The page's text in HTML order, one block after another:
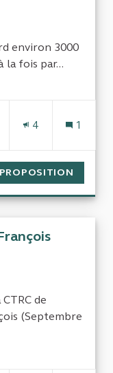
environ 3000
la fois par...
Guadeloupe
4 1
de
(Septembre
Guadeloupe